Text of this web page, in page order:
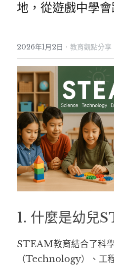
地，從遊戲中學會
2026年1月2日 · 教育觀點分享
1. 什麼是幼兒
STEAM教育結合了科
（Technology）、工